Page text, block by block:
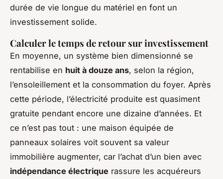
durée de vie longue du matériel en font un
investissement solide.
Calculer le temps de retour sur investissement
En moyenne, un système bien dimensionné se
rentabilise en huit à douze ans, selon la région,
l’ensoleillement et la consommation du foyer. Après
cette période, l’électricité produite est quasiment
gratuite pendant encore une dizaine d’années. Et
ce n’est pas tout : une maison équipée de
panneaux solaires voit souvent sa valeur
immobilière augmenter, car l’achat d’un bien avec
indépendance électrique rassure les acquéreurs